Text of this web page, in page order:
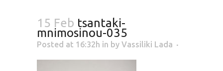
15 Feb tsantaki-
mnimosinou-035
Posted at 16:32h in by Vassiliki Lada